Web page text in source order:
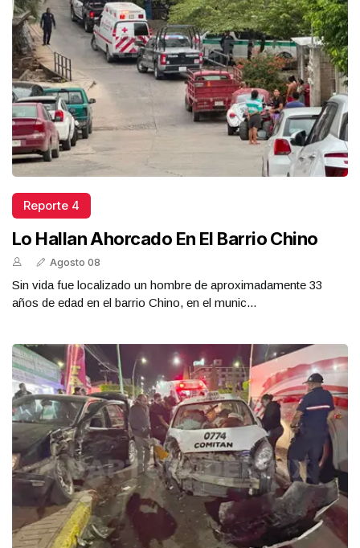
Reporte 4
Lo Hallan Ahorcado En El Barrio Chino
Agosto 08
Sin vida fue localizado un hombre de aproximadamente 33
años de edad en el barrio Chino, en el munic...